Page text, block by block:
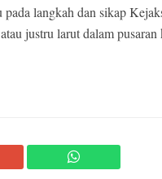
langkah dan sikap
justru larut dalam pusaran